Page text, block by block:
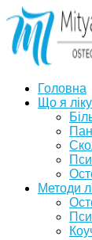
Головна
Що я
Методи